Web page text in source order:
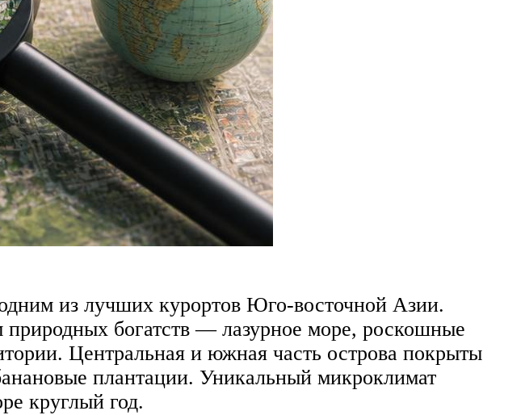
из лучших курортов Юго-восточной Азии.
природных богатств — лазурное море, роскошные
Центральная и южная часть острова покрыты
плантации. Уникальный микроклимат
круглый год.